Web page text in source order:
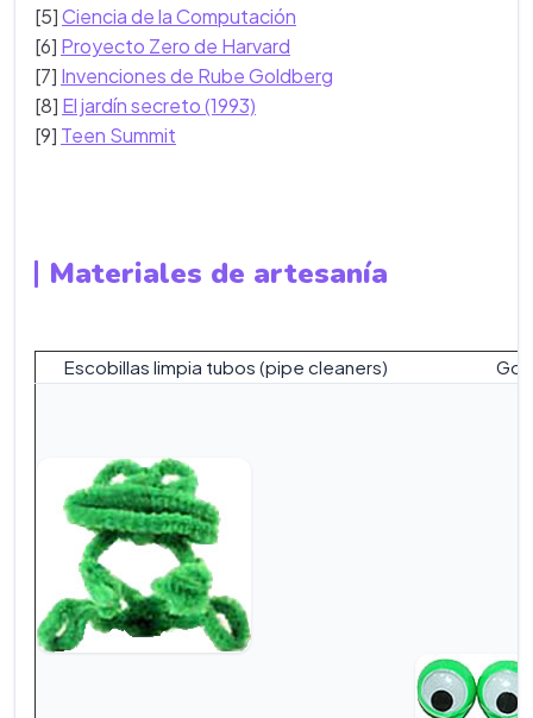
[5]Ciencia de la Computación
[6] Proyecto Zero de Harvard
[7] Invenciones de Rube Goldberg
[8] El jardín secreto (1993)
[9] Teen Summit
Materiales de artesanía
Escobillas limpia tubos (pipe cleaners)